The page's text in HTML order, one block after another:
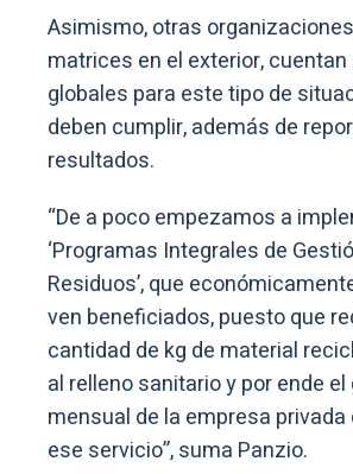
resultados.
“De a poco empezamos a
‘Programas Integrales de
Residuos’, que
cantidad de kg de material
al relleno sanitario y por ende el
mensual de la empresa privada
ese servicio”, suma Panzio.
De cara al futuro, el directivo de
a la proliferación de los bonos
“En el mundo ya se están